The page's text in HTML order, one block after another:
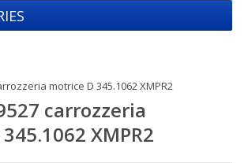
motrice D 345.1062 XMPR2
carrozzeria
XMPR2